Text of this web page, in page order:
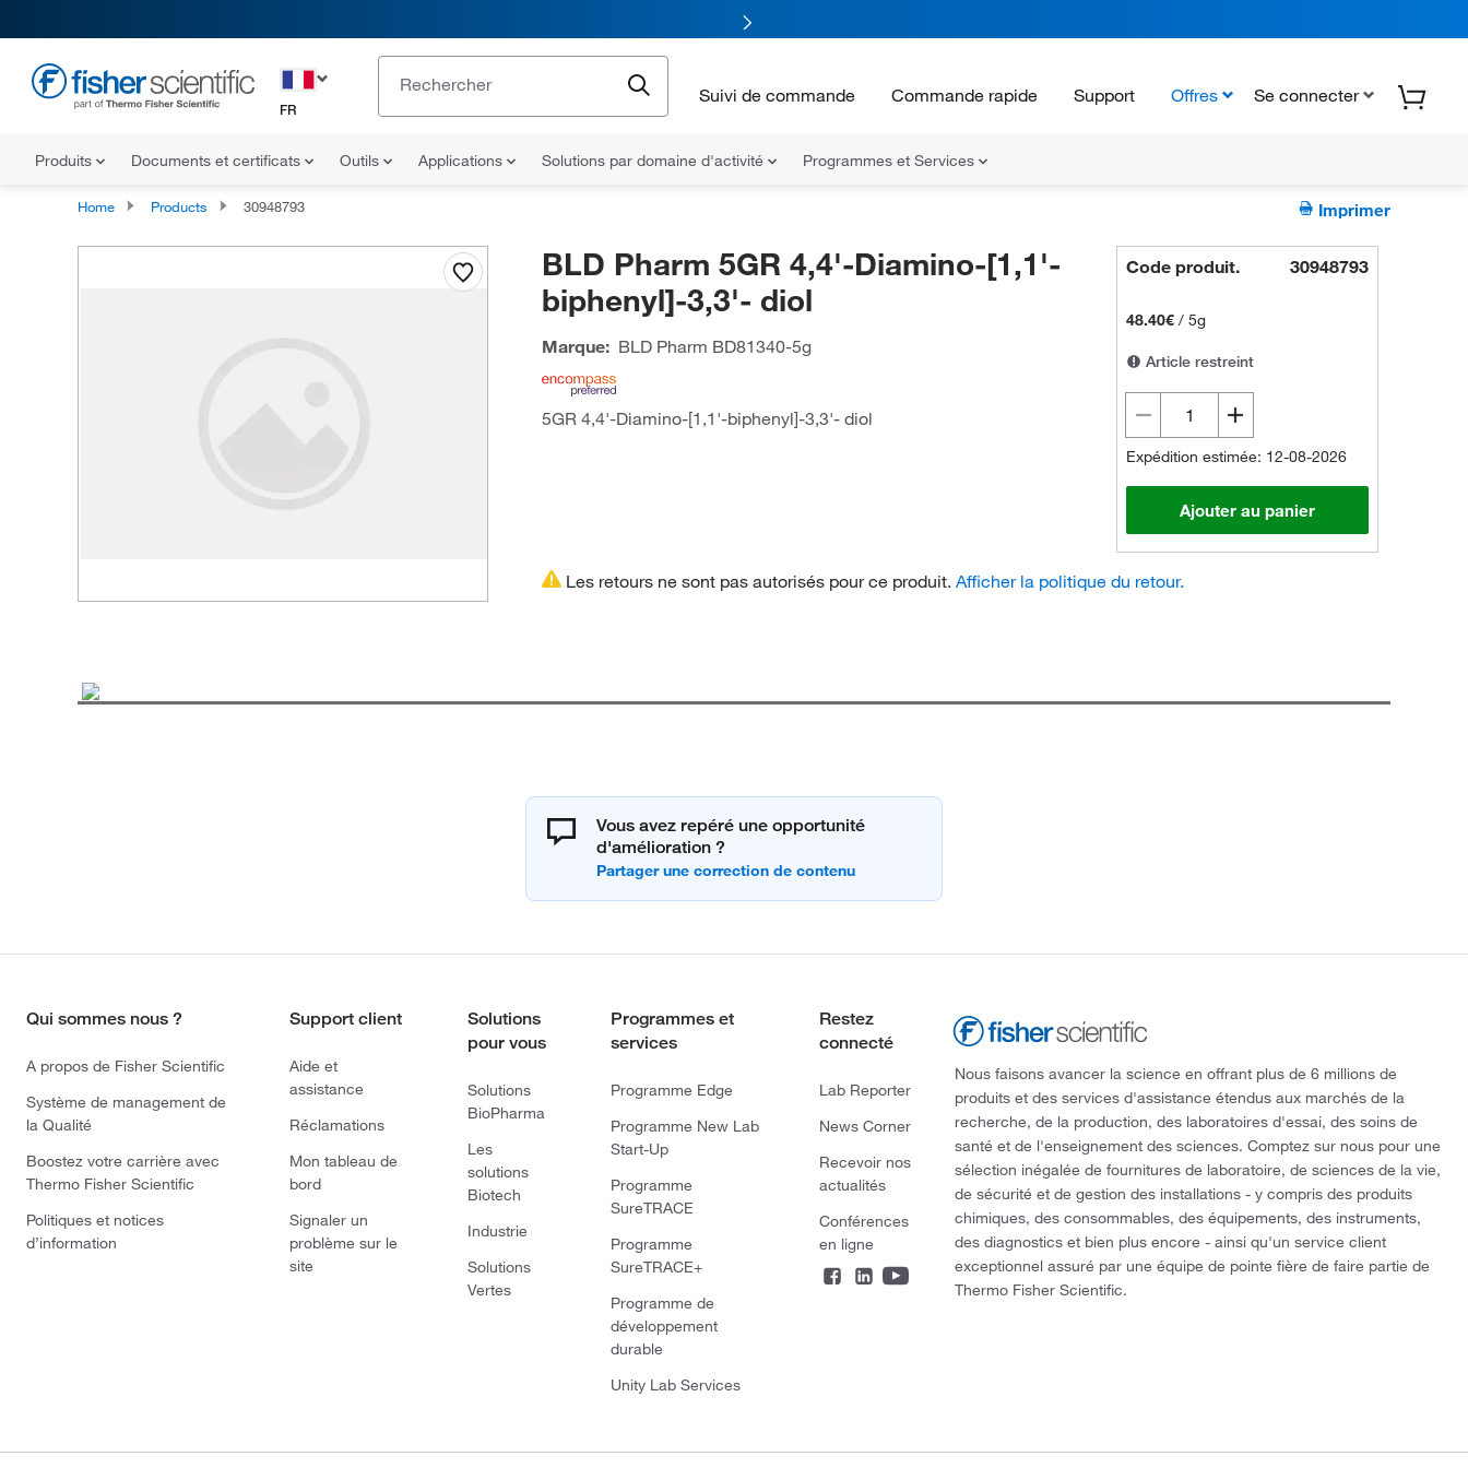
FR
Suivi de commande Commande rapide Support Offres Se connecter
Produits Documents et certificats Outils Applications Solutions par domaine d'activité Programmes et Services
Home Products 30948793 Imprimer
BLD Pharm 5GR 4,4'-Diamino-[1,1'-
biphenyl]-3,3'- diol
Marque: BLD Pharm BD81340-5g
5GR 4,4'-Diamino-[1,1'-biphenyl]-3,3'- diol
Code produit. 30948793
48.40€ /5g
Article restreint
Expédition estimée: 12-08-2026
Ajouter au panier
Les retours ne sont pas autorisés pour ce produit. Afficher la politique du retour.
Vous avez repéré une opportunité
d'amélioration ?
Qui sommes nous ?
A propos de Fisher Scientific
Système de management de
la Qualité
Boostez votre carrière avec
Thermo Fisher Scientific
Politiques et notices
d’information
Support client
Aide et
assistance
Réclamations
Mon tableau de
bord
Signaler un
problème sur le
site
Solutions
pour vous
Solutions
BioPharma
Les
solutions
Biotech
Industrie
Solutions
Vertes
Programmes et
services
Programme Edge
Programme New Lab
Start-Up
Programme
SureTRACE
Programme
SureTRACE+
Programme de
développement
durable
Unity Lab Services
Restez
connecté
Lab Reporter
News Corner
Recevoir nos
actualités
Conférences
en ligne
Nous faisons avancer la science en offrant plus de 6 millions de
produits et des services d'assistance étendus aux marchés de la
recherche, de la production, des laboratoires d'essai, des soins de
santé et de l'enseignement des sciences. Comptez sur nous pour une
sélection inégalée de fournitures de laboratoire, de sciences de la vie,
de sécurité et de gestion des installations - y compris des produits
chimiques, des consommables, des équipements, des instruments,
des diagnostics et bien plus encore - ainsi qu'un service client
exceptionnel assuré par une équipe de pointe fière de faire partie de
Thermo Fisher Scientific.